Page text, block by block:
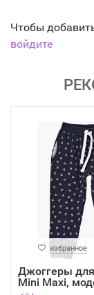
Чтобы
войдите
избранное
Джоггеры
Mini Maxi,